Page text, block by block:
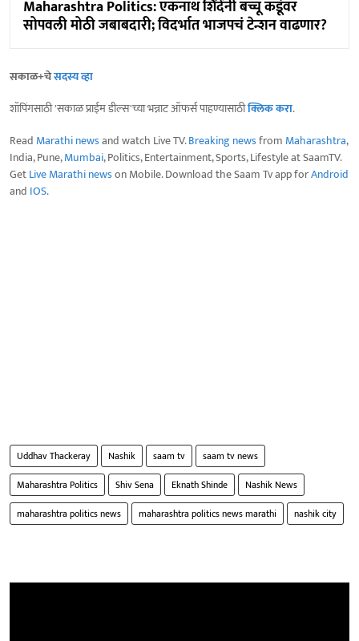
Maharashtra Politics: एकनाथ शिंदेंनी बच्चू कडूंवर
सोपवली मोठी जबाबदारी; विदर्भात भाजपचं टेन्शन वाढणार?
सकाळ+चेसदस्य व्हा
शॉपिंगसाठी 'सकाळ प्राईम डील्स'च्या भन्नाट ऑफर्स पाहण्यासाठीक्लिक करा.
Read Marathi newsand watch Live TV.Breaking newsfrom Maharashtra,
India, Pune,Mumbai, Politics, Entertainment, Sports, Lifestyle at SaamTV.
GetLive Marathi newson Mobile. Download the Saam Tv app forAndroid
and IOS.
Uddhav Thackeray Nashik saam tv
saam tv news
Maharashtra Politics
Shiv Sena Eknath Shinde
Nashik News
maharashtra politics news
maharashtra politics news marathi nashik city